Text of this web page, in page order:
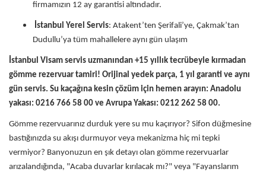
firmamızın 12 ay garantisi altındadır.
İstanbul Yerel Servis: Atakent’ten Şerifali’ye, Çakmak’tan
Dudullu’ya tüm mahallelere aynı gün ulaşım
İstanbul Visam servis uzmanından +15 yıllık tecrübeyle kırmadan
gömme rezervuar tamiri! Orijinal yedek parça, 1 yıl garanti ve aynı
gün servis. Su kaçağına kesin çözüm için hemen arayın: Anadolu
yakası: 0216 766 58 00 ve Avrupa Yakası: 0212 262 58 00.
Gömme rezervuarınız durduk yere su mu kaçırıyor? Sifon düğmesine
bastığınızda su akışı durmuyor veya mekanizma hiç mi tepki
vermiyor? Banyonuzun en şık detayı olan gömme rezervuarlar
arızalandığında, "Acaba duvarlar kırılacak mı?" veya "Fayanslarım